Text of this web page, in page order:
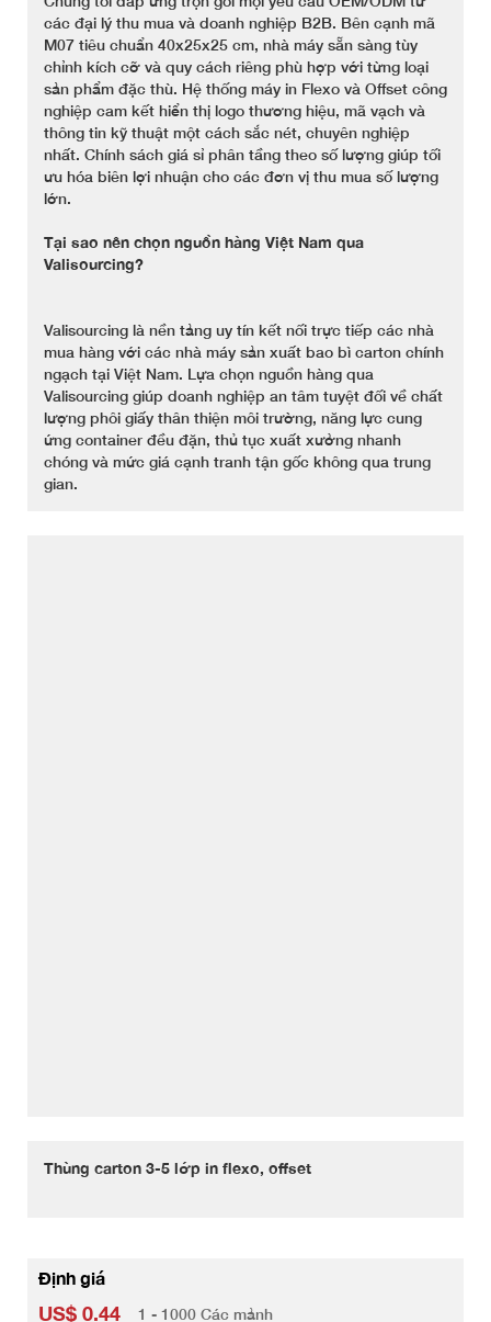
các đại lý thu mua và doanh nghiệp B2B. Bên cạnh mã
M07 tiêu chuẩn 40x25x25 cm, nhà máy sẵn sàng tùy
chỉnh kích cỡ và quy cách riêng phù hợp với từng loại
sản phẩm đặc thù. Hệ thống máy in Flexo và Offset công
nghiệp cam kết hiển thị logo thương hiệu, mã vạch và
thông tin kỹ thuật một cách sắc nét, chuyên nghiệp
nhất. Chính sách giá sỉ phân tầng theo số lượng giúp tối
ưu hóa biên lợi nhuận cho các đơn vị thu mua số lượng
lớn.
Tại sao nên chọn nguồn hàng Việt Nam qua
Valisourcing?
Valisourcing là nền tảng uy tín kết nối trực tiếp các nhà
mua hàng với các nhà máy sản xuất bao bì carton chính
ngạch tại Việt Nam. Lựa chọn nguồn hàng qua
Valisourcing giúp doanh nghiệp an tâm tuyệt đối về chất
lượng phôi giấy thân thiện môi trường, năng lực cung
ứng container đều đặn, thủ tục xuất xưởng nhanh
chóng và mức giá cạnh tranh tận gốc không qua trung
gian.
Thùng carton 3-5 lớp in flexo, offset
Định giá
US$ 0.44 1 - 1000 Các mảnh